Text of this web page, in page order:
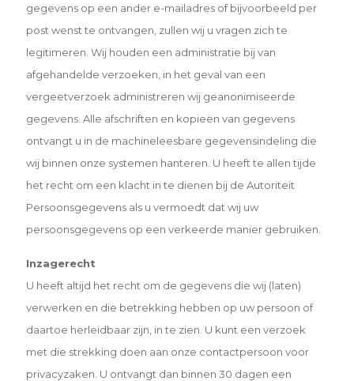
gegevens op een ander e-mailadres of bijvoorbeeld per
post wenst te ontvangen, zullen wij u vragen zich te
legitimeren. Wij houden een administratie bij van
afgehandelde verzoeken, in het geval van een
vergeetverzoek administreren wij geanonimiseerde
gegevens. Alle afschriften en kopieën van gegevens
ontvangt u in de machineleesbare gegevensindeling die
wij binnen onze systemen hanteren. U heeft te allen tijde
het recht om een klacht in te dienen bij de Autoriteit
Persoonsgegevens als u vermoedt dat wij uw
persoonsgegevens op een verkeerde manier gebruiken.
Inzagerecht
U heeft altijd het recht om de gegevens die wij (laten)
verwerken en die betrekking hebben op uw persoon of
daartoe herleidbaar zijn, in te zien. U kunt een verzoek
met die strekking doen aan onze contactpersoon voor
privacyzaken. U ontvangt dan binnen 30 dagen een